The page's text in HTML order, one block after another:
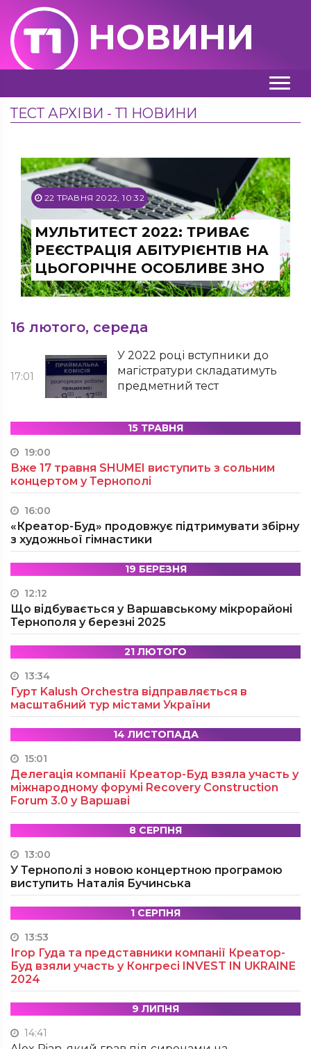
НОВИНИ
ТЕСТ АРХІВИ - Т1 НОВИНИ
22 ТРАВНЯ 2022, 10:32
МУЛЬТИТЕСТ 2022: ТРИВАЄ
РЕЄСТРАЦІЯ АБІТУРІЄНТІВ НА
ЦЬОГОРІЧНЕ ОСОБЛИВЕ ЗНО
16 лютого, середа
17:01
У 2022 році вступники до
магістратури складатимуть
предметний тест
15 ТРАВНЯ
19:00
Вже 17 травня SHUMEI виступить з сольним
концертом у Тернополі
16:00
«Креатор-Буд» продовжує підтримувати збірну
з художньої гімнастики
19 БЕРЕЗНЯ
12:12
Що відбувається у Варшавському мікрорайоні
Тернополя у березні 2025
21 ЛЮТОГО
13:34
Гурт Kalush Orchestra відправляється в
масштабний тур містами України
14 ЛИСТОПАДА
15:01
Делегація компанії Креатор-Буд взяла участь у
міжнародному форумі Recovery Construction
Forum 3.0 у Варшаві
8 СЕРПНЯ
13:00
У Тернополі з новою концертною програмою
виступить Наталія Бучинська
1 СЕРПНЯ
13:53
Ігор Гуда та представники компанії Креатор-
Буд взяли участь у Конгресі INVEST IN UKRAINE
2024
9 ЛИПНЯ
14:41